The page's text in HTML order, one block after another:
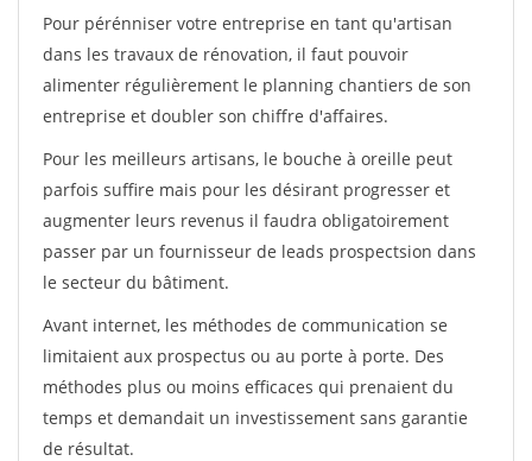
Pour pérénniser votre entreprise en tant qu'artisan
dans les travaux de rénovation, il faut pouvoir
alimenter régulièrement le planning chantiers de son
entreprise et doubler son chiffre d'affaires.
Pour les meilleurs artisans, le bouche à oreille peut
parfois suffire mais pour les désirant progresser et
augmenter leurs revenus il faudra obligatoirement
passer par un fournisseur de leads prospectsion dans
le secteur du bâtiment.
Avant internet, les méthodes de communication se
limitaient aux prospectus ou au porte à porte. Des
méthodes plus ou moins efficaces qui prenaient du
temps et demandait un investissement sans garantie
de résultat.